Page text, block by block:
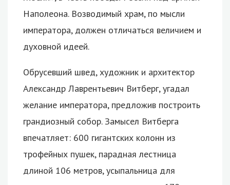
Наполеона. Возводимый храм, по мысли
императора, должен отличаться величием и
духовной идеей.
Обрусевший швед, художник и архитектор
Александр Лаврентьевич Витберг, угадал
желание императора, предложив построить
грандиозный собор. Замысел Витберга
впечатляет: 600 гигантских колонн из
трофейных пушек, парадная лестница
длиной 106 метров, усыпальница для